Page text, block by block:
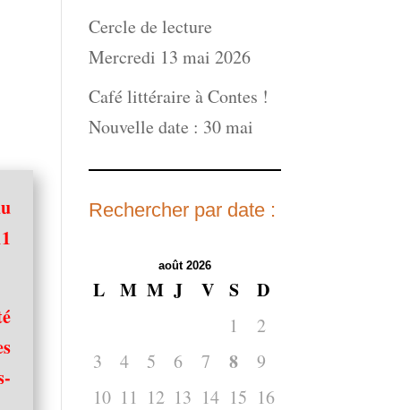
Cercle de lecture
Mercredi 13 mai 2026
Café littéraire à Contes !
Nouvelle date : 30 mai
Rechercher par date :
août 2026
L M M J V S D
1
2
3
4 5 6 7 8
9
10 11 12 13 14 15 16